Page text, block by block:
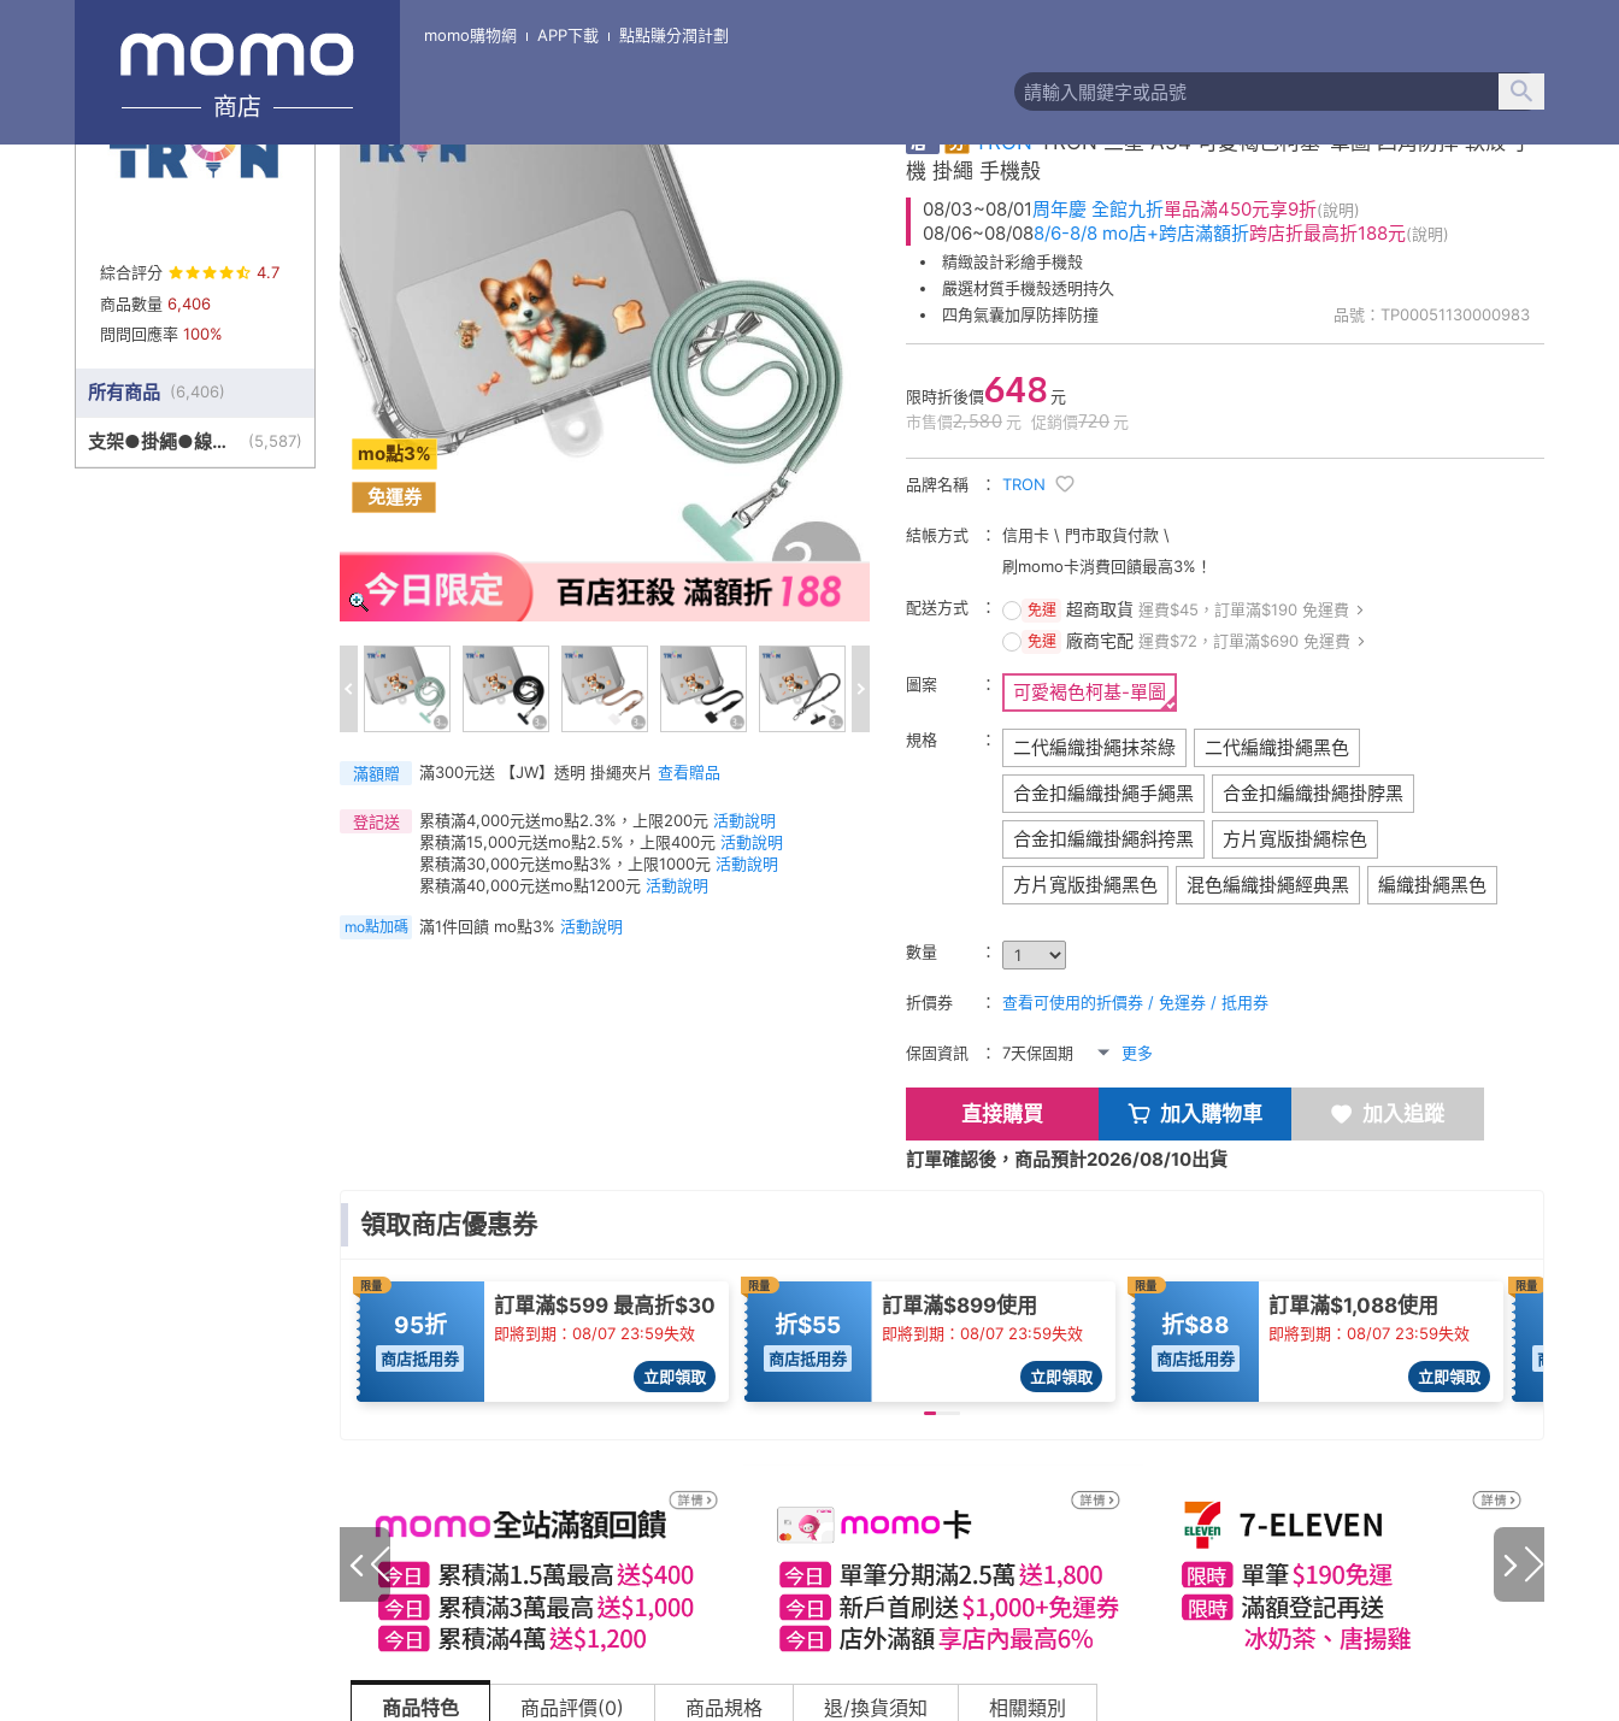
商店
momo購物網 APP下載 點點賺分潤計劃
綜合評分
4.7
商品數量 6,406
問問回應率 100%
所有商品 (6,406)
支架●掛繩●線盒
●其他周邊
(5,587)
mo點3%
免運券
滿額贈 滿300元送 【JW】透明 掛繩夾片 查看贈品
登記送 累積滿4,000元送mo點2.3%，上限200元 活動說明
累積滿15,000元送mo點2.5%，上限400元 活動說明
累積滿30,000元送mo點3%，上限1000元 活動說明
累積滿40,000元送mo點1200元 活動說明
mo點加碼 滿1件回饋 mo點3% 活動說明
精緻彩繪掛繩手機殼
券 TRON TRON 三星 A34 可愛褐色柯基-單圖 四角防摔 軟殼 手
機 掛繩 手機殼
08/03~08/01周年慶 全館九折單品滿450元享9折(說明)
08/06~08/088/6-8/8 mo店+跨店滿額折跨店折最高折188元(說明)
品號：TP00051130000983
精緻設計彩繪手機殼
嚴選材質手機殼透明持久
四角氣囊加厚防摔防撞
限時折後價648 元
市售價2,580 元 促銷價720 元
品牌名稱 TRON
結帳方式
信用卡 \ 門市取貨付款 \
刷momo卡消費回饋最高3%！
配送方式 免運 超商取貨 運費$45，訂單滿$190 免運費
免運 廠商宅配 運費$72，訂單滿$690 免運費
圖案 可愛褐色柯基-單圖
規格 二代編織掛繩抹茶綠
二代編織掛繩黑色
合金扣編織掛繩手繩黑
合金扣編織掛繩掛脖黑
合金扣編織掛繩斜挎黑
方片寬版掛繩棕色
方片寬版掛繩黑色
混色編織掛繩經典黑 編織掛繩黑色
數量
折價券 查看可使用的折價券 / 免運券 / 抵用券
保固資訊 7天保固期 更多
直接購買 加入購物車 加入追蹤
訂單確認後，商品預計2026/08/10出貨
領取商店優惠券
限量
95折
商店抵用券
訂單滿$599 最高折$30
即將到期：08/07 23:59失效
立即領取
限量
折$55
商店抵用券
訂單滿$899使用
即將到期：08/07 23:59失效
立即領取
限量
折$88
商店抵用券
訂單滿$1,088使用
即將到期：08/07 23:59失效
立即領取
限量
商店抵用券
商品特色 商品評價(0) 商品規格 退/換貨須知 相關類別